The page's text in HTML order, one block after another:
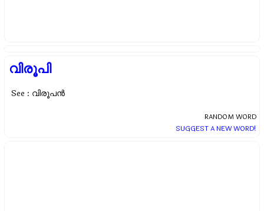
വിരൂപി
See : വിരൂപന്‍
RANDOM WORD
SUGGEST A NEW WORD!